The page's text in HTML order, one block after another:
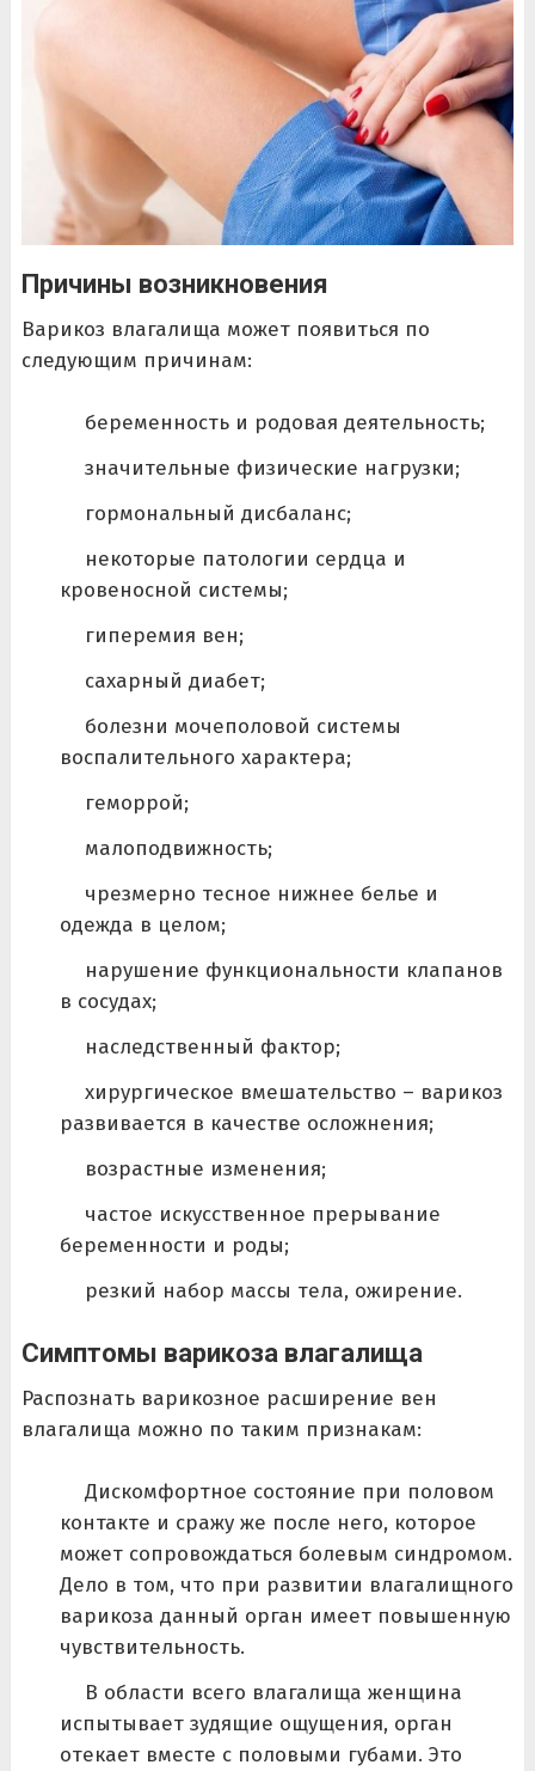
Причины возникновения
Варикоз влагалища может появиться по
следующим причинам:
беременность и родовая деятельность;
значительные физические нагрузки;
гормональный дисбаланс;
некоторые патологии сердца и
кровеносной системы;
гиперемия вен;
сахарный диабет;
болезни мочеполовой системы
воспалительного характера;
геморрой;
малоподвижность;
чрезмерно тесное нижнее белье и
одежда в целом;
нарушение функциональности клапанов
в сосудах;
наследственный фактор;
хирургическое вмешательство – варикоз
развивается в качестве осложнения;
возрастные изменения;
частое искусственное прерывание
беременности и роды;
резкий набор массы тела, ожирение.
Симптомы варикоза влагалища
Распознать варикозное расширение вен
влагалища можно по таким признакам:
Дискомфортное состояние при половом
контакте и сражу же после него, которое
может сопровождаться болевым синдромом.
Дело в том, что при развитии влагалищного
варикоза данный орган имеет повышенную
чувствительность.
В области всего влагалища женщина
испытывает зудящие ощущения, орган
отекает вместе с половыми губами. Это